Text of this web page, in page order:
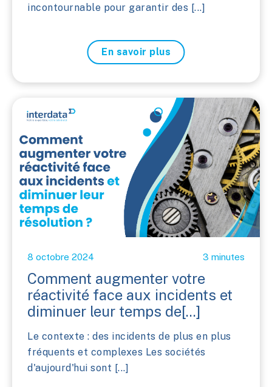
incontournable pour garantir des [...]
En savoir plus
8 octobre 2024 3 minutes
Comment augmenter votre
réactivité face aux incidents et
diminuer leur temps de[...]
Le contexte : des incidents de plus en plus
fréquents et complexes Les sociétés
d'aujourd'hui sont [...]